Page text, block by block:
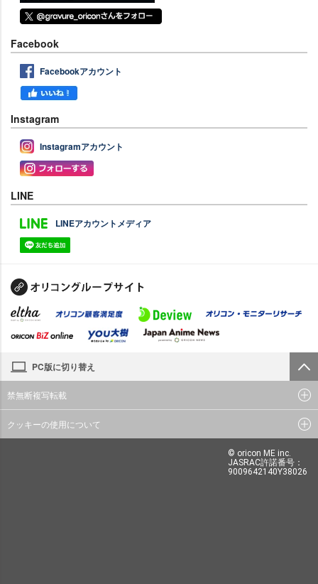
Facebook
Facebookアカウント
Instagram
Instagramアカウント
LINE
LINEアカウントメディア
PC版に切り替え
禁無断複写転載
クッキーの使用について
© oricon ME inc.
JASRAC許諾番号：
9009642140Y38026